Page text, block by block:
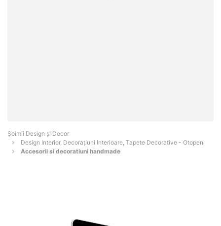
Șoimii Design și Decor
Design Interior, Decorațiuni Interioare, Tapete Decorative - Otopeni
Accesorii si decoratiuni handmade